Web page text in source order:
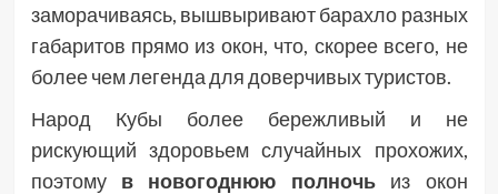
заморачиваясь, вышвыривают барахло разных
габаритов прямо из окон, что, скорее всего, не
более чем легенда для доверчивых туристов.
Народ Кубы более бережливый и не
рискующий здоровьем случайных прохожих,
поэтому в новогоднюю полночьиз окон